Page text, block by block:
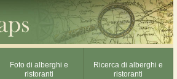
Foto di alberghi e
ristoranti
Ricerca di alberghi e
ristoranti